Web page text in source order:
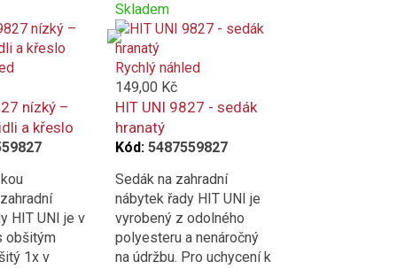
Skladem
Přidat
k
porovnání
Product
is
added
to
compare
nízký –
a křeslo
HIT UNI je v
obšitým
1x v
Rychlý náhled
149,00 Kč
HIT UNI 9827 - sedák
hranatý
Kód: 5487559827
Sedák na zahradní
nábytek řady HIT UNI je
vyrobený z odolného
polyesteru a nenáročný
na údržbu. Pro uchycení k